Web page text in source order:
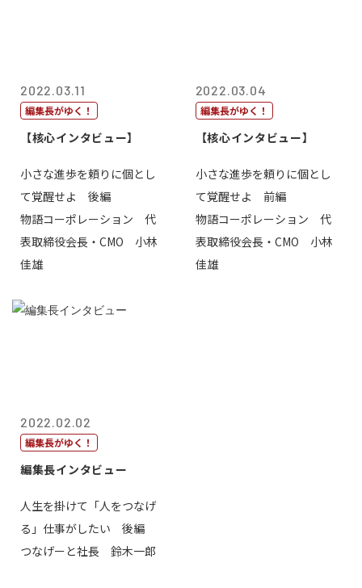
2022.03.11
編集長がゆく！
【核心インタビュー】
小さな進歩を頼りに個とし
て覚醒せよ 後編
物語コーポレーション 代
表取締役会長・CMO 小林
佳雄
2022.03.04
編集長がゆく！
【核心インタビュー】
小さな進歩を頼りに個とし
て覚醒せよ 前編
物語コーポレーション 代
表取締役会長・CMO 小林
佳雄
2022.02.02
編集長がゆく！
編集長インタビュー
人生を掛けて「人をつなげ
る」仕事がしたい 後編
つなげーと社長 鈴木一郎